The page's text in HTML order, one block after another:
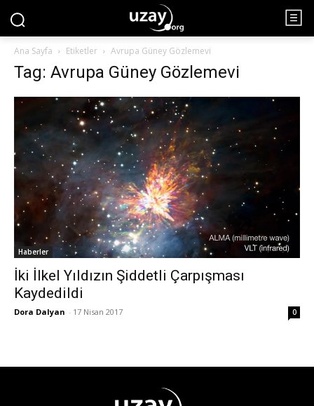
Ana Sayfa Etiketler Avrupa Güney Gözlemevi
Tag: Avrupa Güney Gözlemevi
Haberler
İki İlkel Yıldızın Şiddetli Çarpışması
Kaydedildi
Dora Dalyan - 17 Nisan 2017 0